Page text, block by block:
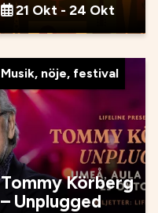
21 Okt - 24 Okt
Musik, nöje, festival
Tommy Körberg
– Unplugged